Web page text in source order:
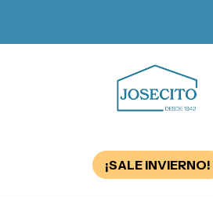
¡SALE INVIERNO!